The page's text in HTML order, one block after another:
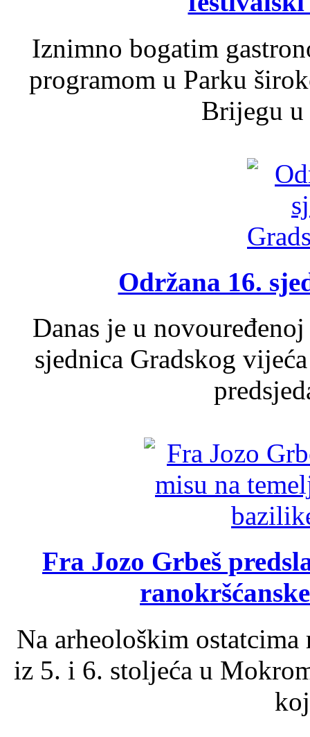
Iznimno bogatim
programom u Parku
Brijegu u
Održana 16.
Danas je u
sjednica Gradskog
Fra Jozo Grbeš
Na arheološkim
iz 5. i 6. stoljeća u